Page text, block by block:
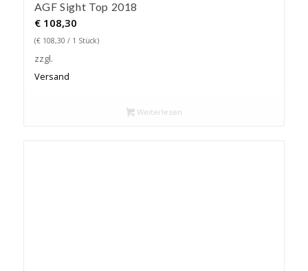
AGF Sight Top 2018
€108,30
(€108,30 / 1 Stück)
zzgl.
Versand
Weiterlesen